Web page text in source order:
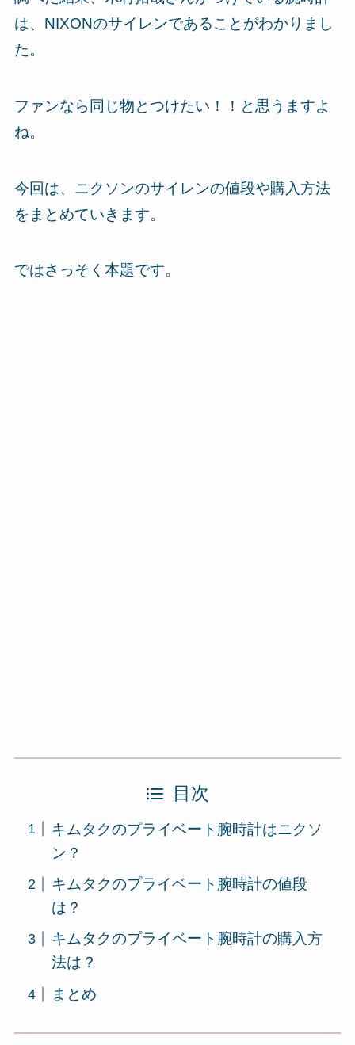
は、NIXONのサイレンであることがわかりまし
た。
ファンなら同じ物とつけたい！！と思うますよ
ね。
今回は、ニクソンのサイレンの値段や購入方法
をまとめていきます。
ではさっそく本題です。
目次
キムタクのプライベート腕時計はニクソ
ン？
キムタクのプライベート腕時計の値段
は？
キムタクのプライベート腕時計の購入方
法は？
まとめ